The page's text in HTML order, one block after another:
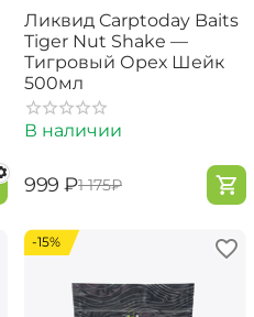
Ликвид Carptoday Baits
Tiger Nut Shake —
Тигровый Орех Шейк
500мл
В наличии
‍999‍ ₽‍1 175‍₽
-15%